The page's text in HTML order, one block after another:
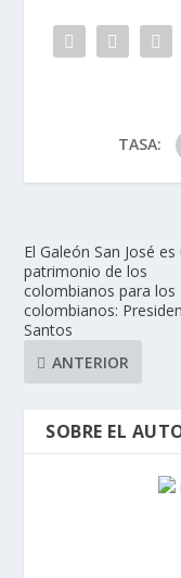
TASA:
El Galeón San José es
patrimonio de los
colombianos para los
colombianos:
Santos
ANTERIOR
SOBRE EL